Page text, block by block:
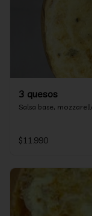
3 quesos
Salsa base,
$11.990